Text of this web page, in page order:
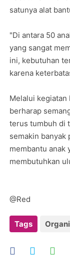
satunya alat
"Di antara 50
yang sangat
ini, kebutuhan
karena
Melalui kegiatan
berharap
terus tumbuh di
semakin banyak
membantu anak
membutuhkan
@Red
Tags